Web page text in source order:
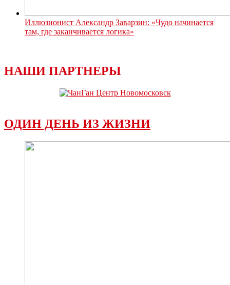
Иллюзионист Александр Заварзин: «Чудо начинается
там, где заканчивается логика»
НАШИ ПАРТНЕРЫ
ОДИН ДЕНЬ ИЗ ЖИЗНИ